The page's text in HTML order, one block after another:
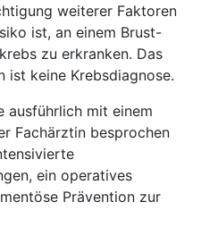
weiterer Faktoren
ist, an einem Brust-
zu erkranken. Das
ist keine Krebsdiagnose.
ausführlich mit einem
Fachärztin besprochen
ein operatives
Prävention zur